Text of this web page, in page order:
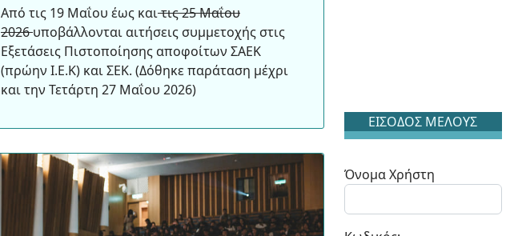
Από τις 19 Μαΐου έως καιτις 25 Μαΐου
2026υποβάλλονται αιτήσεις συμμετοχής στις
Εξετάσεις Πιστοποίησης αποφοίτων ΣΑΕΚ
(πρώην Ι.Ε.Κ) και ΣΕΚ. (Δόθηκε παράταση μέχρι
και την Τετάρτη 27 Μαΐου 2026)
ΕΙΣΟΔΟΣ ΜΕΛΟΥΣ
Όνομα Χρήστη